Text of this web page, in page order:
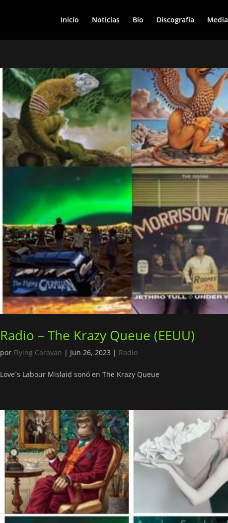
Inicio Noticias Bio Discografía Media
Radio – The Krazy Queue (EEUU)
por Flying Caravan | Jun 26, 2023 | Radio
Love´s Labour Mislaid sonó en The Krazy Queue